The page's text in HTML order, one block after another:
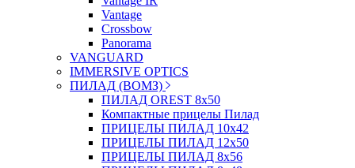
Vantage
Crossbow
Panorama
VANGUARD
IMMERSIVE OPTICS
ПИЛАД (ВОМЗ)
ПИЛАД OREST 8х50
Компактные прицелы Пилад
ПРИЦЕЛЫ ПИЛАД 10х42
ПРИЦЕЛЫ ПИЛАД 12х50
ПРИЦЕЛЫ ПИЛАД 8х56